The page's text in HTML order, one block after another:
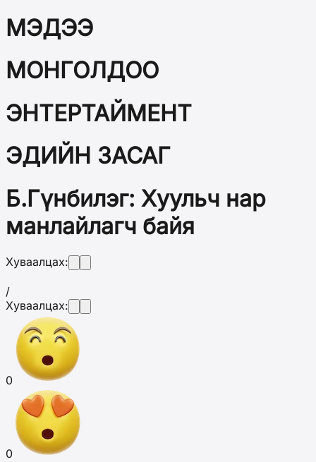
МЭДЭЭ
МОНГОЛДОО
ЭНТЕРТАЙМЕНТ
ЭДИЙН ЗАСАГ
Б.Гүнбилэг: Хуульч нар
манлайлагч байя
Хуваалцах:
/
Хуваалцах:
0
0